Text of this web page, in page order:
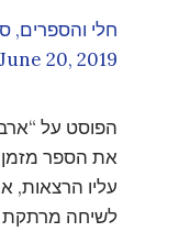
חלי והספרים,
20, 2019
הפוסט על
את הספר מזמן,
עליו הרצאות,
לשיחה מרתקת